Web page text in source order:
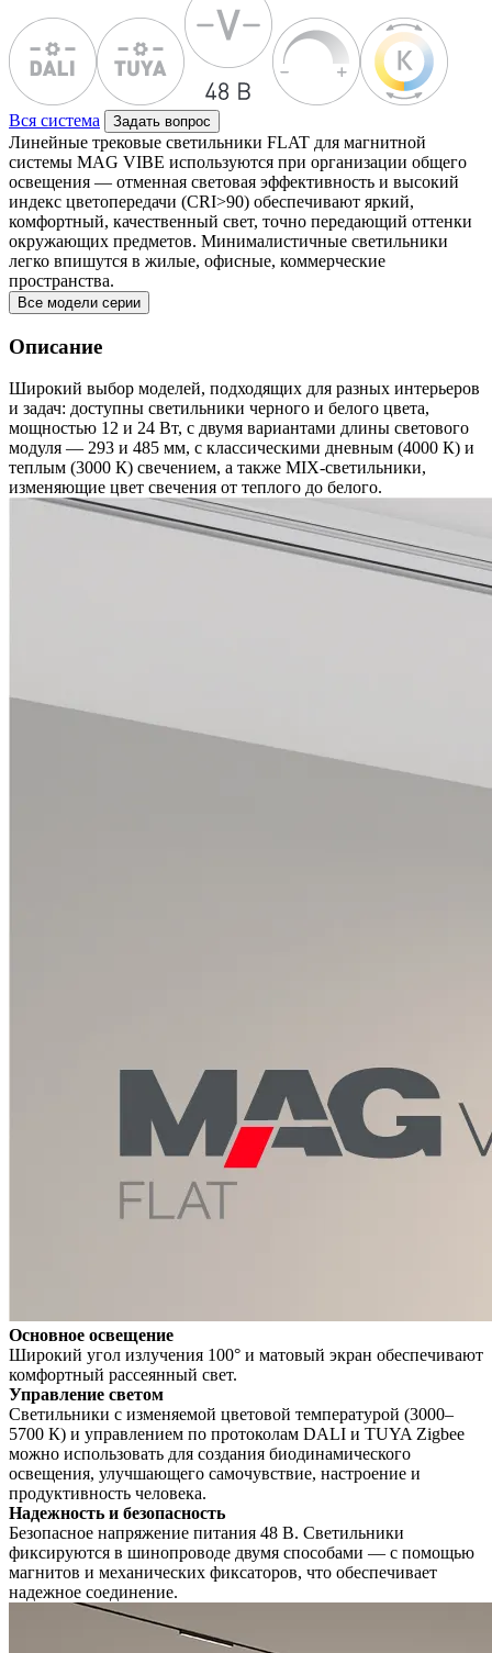
Вся система Задать вопрос
Линейные трековые светильники FLAT для магнитной
системы MAG VIBE используются при организации общего
освещения — отменная световая эффективность и высокий
индекс цветопередачи (CRI>90) обеспечивают яркий,
комфортный, качественный свет, точно передающий оттенки
окружающих предметов. Минималистичные светильники
легко впишутся в жилые, офисные, коммерческие
пространства.
Все модели серии
Описание
Широкий выбор моделей, подходящих для разных интерьеров
и задач: доступны светильники черного и белого цвета,
мощностью 12 и 24 Вт, с двумя вариантами длины светового
модуля — 293 и 485 мм, с классическими дневным (4000 К) и
теплым (3000 К) свечением, а также MIX-светильники,
изменяющие цвет свечения от теплого до белого.
Основное освещение
Широкий угол излучения 100° и матовый экран обеспечивают
комфортный рассеянный свет.
Управление светом
Светильники с изменяемой цветовой температурой (3000–
5700 К) и управлением по протоколам DALI и TUYA Zigbee
можно использовать для создания биодинамического
освещения, улучшающего самочувствие, настроение и
продуктивность человека.
Надежность и безопасность
Безопасное напряжение питания 48 В. Светильники
фиксируются в шинопроводе двумя способами — с помощью
магнитов и механических фиксаторов, что обеспечивает
надежное соединение.